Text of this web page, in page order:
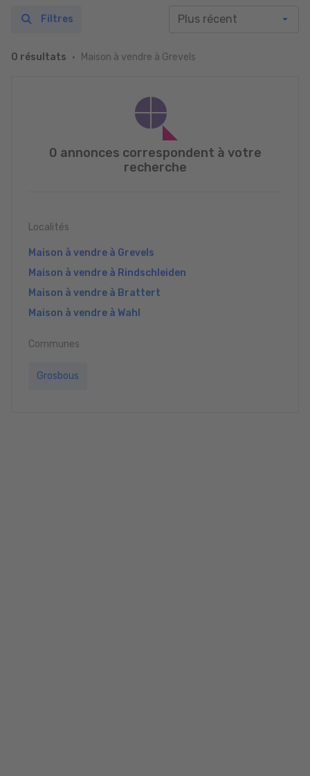
0 résultats Maison à vendre à Grevels
Filtres
0 annonces correspondent à votre
recherche
Localités
Maison à vendre à Grevels
Maison à vendre à Rindschleiden
Maison à vendre à Brattert
Maison à vendre à Wahl
Communes
Grosbous